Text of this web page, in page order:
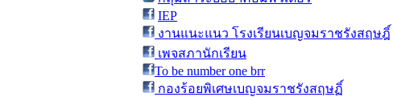
IEP
งานแนะแนว โรงเรียนเบญจมราชรังสฤษฎิ์
เพจสภานักเรียน
To be number one brr
กองร้อยพิเศษเบญจมราชรังสฤษฏิ์